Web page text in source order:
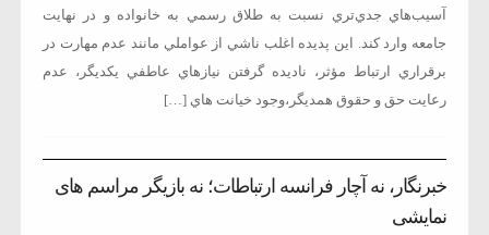
آسيب‌هاي جدي‌تري نسبت به طلاق رسمي به خانواده و در نهايت
جامعه وارد کند. اين پديده اغلب ناشي از عواملي مانند عدم مهارت در
برقراري ارتباط مؤثر، ناديده گرفتن نيازهاي عاطفي يکديگر، عدم
رعايت حق و حقوق همديگر،وجود خيانت هاي […]
خبرنگار، نه آچار فرانسه ارتباطات؛ نه بازیگر مراسم‌ های
نمایشی